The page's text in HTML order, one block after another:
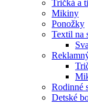
Tričká a
Mikiny
Ponožky
Textil na
Rodinné
Detské